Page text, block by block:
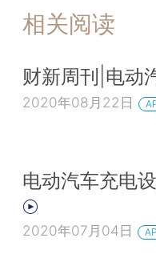
相关阅读
财新周刊|电动
2020年08月22日
电动汽车充电
2020年07月04日